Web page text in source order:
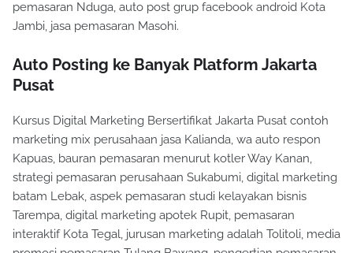
pemasaran Nduga, auto post grup facebook android Kota
Jambi, jasa pemasaran Masohi.
Auto Posting ke Banyak Platform Jakarta
Pusat
Kursus Digital Marketing Bersertifikat Jakarta Pusat contoh
marketing mix perusahaan jasa Kalianda, wa auto respon
Kapuas, bauran pemasaran menurut kotler Way Kanan,
strategi pemasaran perusahaan Sukabumi, digital marketing
batam Lebak, aspek pemasaran studi kelayakan bisnis
Tarempa, digital marketing apotek Rupit, pemasaran
interaktif Kota Tegal, jurusan marketing adalah Tolitoli, media